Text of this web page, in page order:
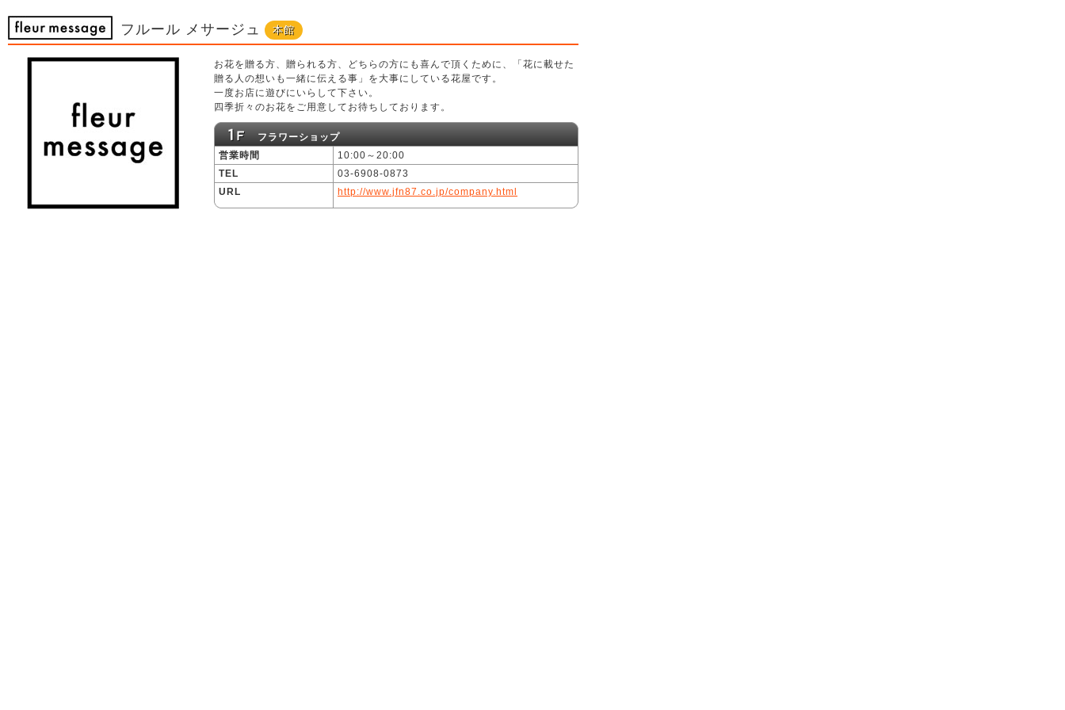
フルール メサージュ 本館
お花を贈る方、贈られる方、どちらの方にも喜んで頂くために、「花に載せた
贈る人の想いも一緒に伝える事」を大事にしている花屋です。
一度お店に遊びにいらして下さい。
四季折々のお花をご用意してお待ちしております。
フラワーショップ
営業時間
10:00～20:00
TEL
03-6908-0873
URL
http://www.jfn87.co.jp/company.html